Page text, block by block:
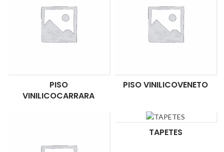
PISO
VINILICOCARRARA
PISO VINILICOVENETO
TAPETES